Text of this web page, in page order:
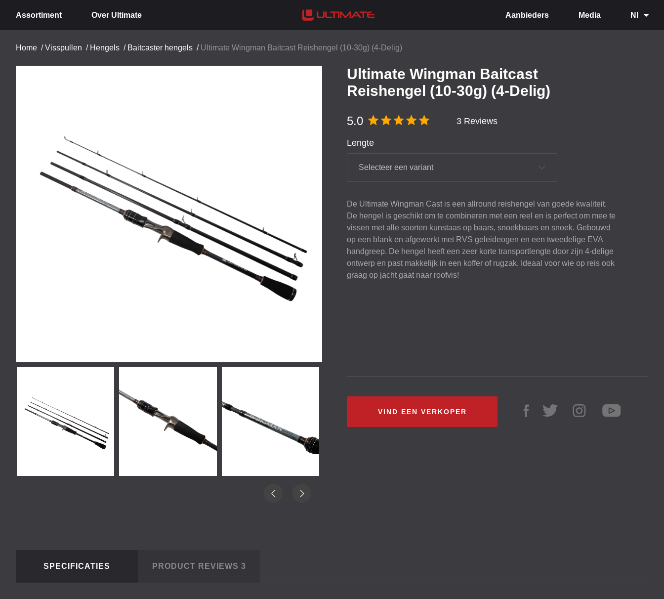
Assortiment Over Ultimate Aanbieders Media Nl
Home /Visspullen / Hengels / Baitcaster hengels / Ultimate Wingman Baitcast Reishengel (10-30g) (4-Delig)
Ultimate Wingman Baitcast
Reishengel (10-30g) (4-Delig)
5.0 3 Reviews
Lengte
Selecteer een variant
De Ultimate Wingman Cast is een allround reishengel van goede kwaliteit.
De hengel is geschikt om te combineren met een reel en is perfect om mee te
vissen met alle soorten kunstaas op baars, snoekbaars en snoek. Gebouwd
op een blank en afgewerkt met RVS geleideogen en een tweedelige EVA
handgreep. De hengel heeft een zeer korte transportlengte door zijn 4-delige
ontwerp en past makkelijk in een koffer of rugzak. Ideaal voor wie op reis ook
graag op jacht gaat naar roofvis!
VIND EEN VERKOPER
SPECIFICATIES PRODUCT REVIEWS 3